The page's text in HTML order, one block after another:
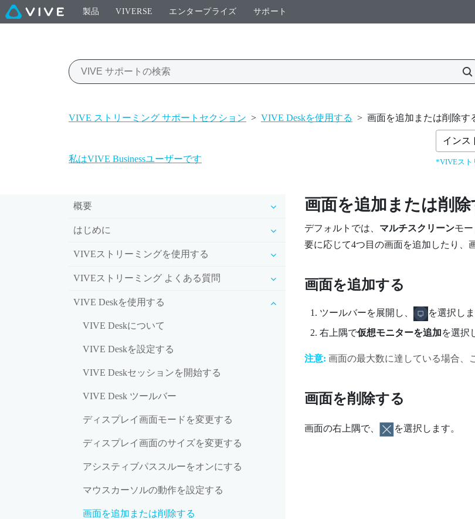
製品 VIVERSE エンタープライズ サポート
VIVE ストリーミング サポートセクション > VIVE Deskを使用する > 画面を追加または削除す
インス
*VIVEスト
私はVIVE Businessユーザーです
概要
はじめに
VIVEストリーミングを使用する
VIVEストリーミング よくある質問
VIVE Deskを使用する
VIVE Deskについて
VIVE Deskを設定する
VIVE Deskセッションを開始する
VIVE Desk ツールバー
ディスプレイ画面モードを変更する
ディスプレイ画面のサイズを変更する
アシスティブパススルーをオンにする
マウスカーソルの動作を設定する
画面を追加または削除する
画面を追加または削除
デフォルトでは、 マルチスクリーンモー
要に応じて4つ目の画面を追加したり、
画面を追加する
ツールバーを展開し、 を選択しま
右上隅で仮想モニターを追加を選択
注意: 画面の最大数に達している場合、
画面を削除する
画面の右上隅で、 を選択します。